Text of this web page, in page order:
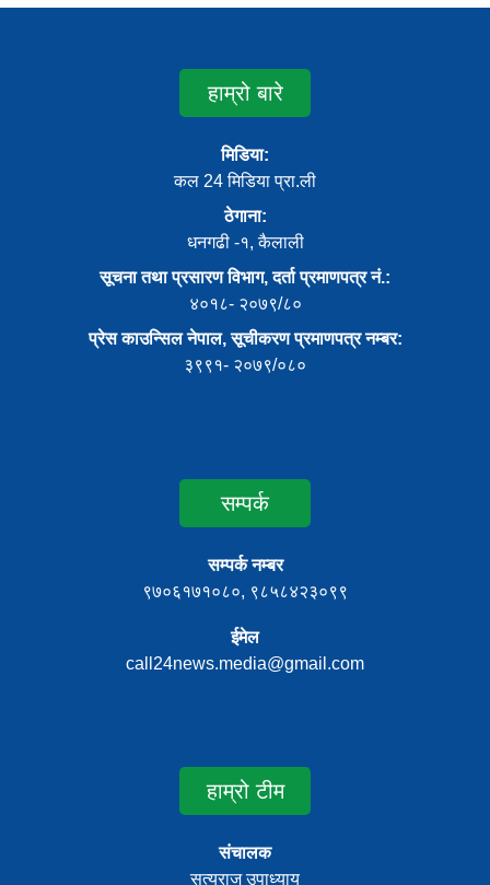
हाम्रो बारे
मिडिया:
कल 24 मिडिया प्रा.ली
ठेगाना:
धनगढी -१, कैलाली
सूचना तथा प्रसारण विभाग, दर्ता प्रमाणपत्र नं.:
४०१८- २०७९/८०
प्रेस काउन्सिल नेपाल, सूचीकरण प्रमाणपत्र नम्बर:
३९९१- २०७९/०८०
सम्पर्क
सम्पर्क नम्बर
९७०६१७१०८०, ९८५८४२३०९९
ईमेल
call24news.media@gmail.com
हाम्रो टीम
संचालक
सत्यराज उपाध्याय